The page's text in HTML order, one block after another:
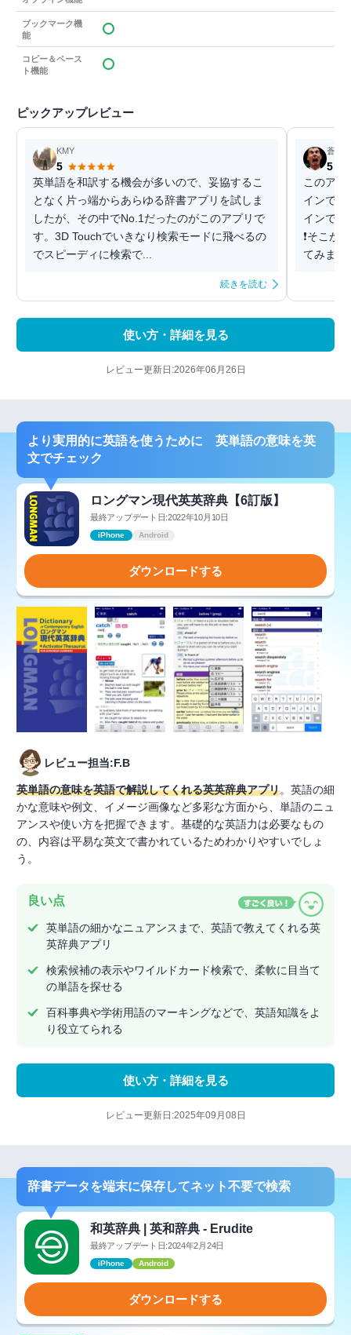
ブックマーク機
能
コピー＆ペース
ト機能
ピックアップレビュー
KMY
5
英単語を和訳する機会が多いので、妥協するこ
となく片っ端からあらゆる辞書アプリを試しま
したが、その中でNo.1だったのがこのアプリで
す。3D Touchでいきなり検索モードに飛べるの
でスピーディに検索で...
続きを読む
蒼イ
5
このア
インで辞
インでひ
❗️そこが
てみまし
使い方・詳細を見る
レビュー更新日:2026年06月26日
より実用的に英語を使うために 英単語の意味を英
文でチェック
ロングマン現代英英辞典【6訂版】
最終アップデート日:2022年10月10日
iPhone Android
ダウンロードする
レビュー担当:F.B
英単語の意味を英語で解説してくれる英英辞典アプリ。英語の細
かな意味や例文、イメージ画像など多彩な方面から、単語のニュ
アンスや使い方を把握できます。基礎的な英語力は必要なもの
の、内容は平易な英文で書かれているためわかりやすいでしょ
う。
良い点
英単語の細かなニュアンスまで、英語で教えてくれる英
英辞典アプリ
検索候補の表示やワイルドカード検索で、柔軟に目当て
の単語を探せる
百科事典や学術用語のマーキングなどで、英語知識をよ
り役立てられる
使い方・詳細を見る
レビュー更新日:2025年09月08日
辞書データを端末に保存してネット不要で検索
和英辞典 | 英和辞典 - Erudite
最終アップデート日:2024年2月24日
iPhone Android
ダウンロードする